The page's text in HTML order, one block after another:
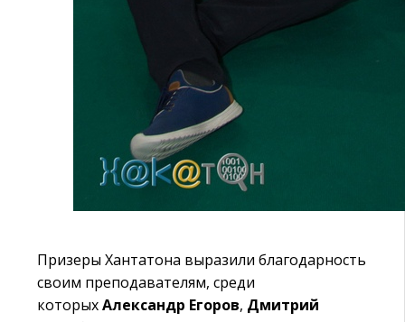
Призеры Хантатона выразили благодарность
своим преподавателям, среди
которыхАлександр Егоров, Дмитрий